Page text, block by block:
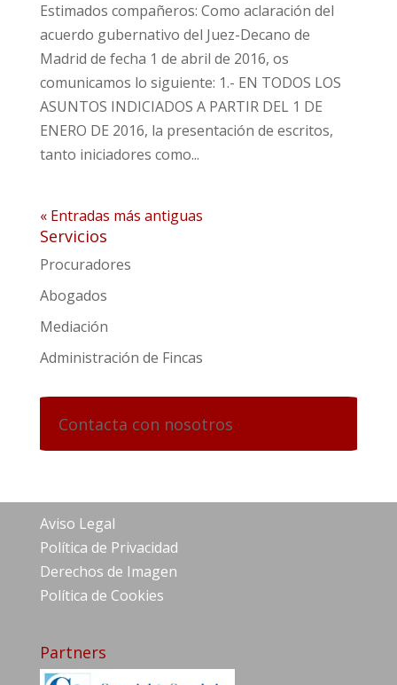
Estimados compañeros: Como aclaración del
acuerdo gubernativo del Juez-Decano de
Madrid de fecha 1 de abril de 2016, os
comunicamos lo siguiente: 1.- EN TODOS LOS
ASUNTOS INDICIADOS A PARTIR DEL 1 DE
ENERO DE 2016, la presentación de escritos,
tanto iniciadores como...
« Entradas más antiguas
Servicios
Procuradores
Abogados
Mediación
Administración de Fincas
Contacta con nosotros
Aviso Legal
Política de Privacidad
Derechos de Imagen
Política de Cookies
Partners